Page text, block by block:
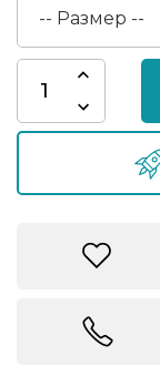
риболов
Куки
риболов
риболов
Къмпинг